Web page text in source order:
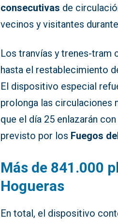
consecutivas de
vecinos y visitantes
Los tranvías y trenes-tram
hasta el restablecimiento
El dispositivo especial
prolonga las circulaciones
que el día 25 enlazarán
previsto por los Fuegos
Más de 841.000
Hogueras
En total, el dispositivo